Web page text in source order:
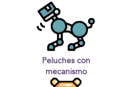
Peluches con
mecanismo